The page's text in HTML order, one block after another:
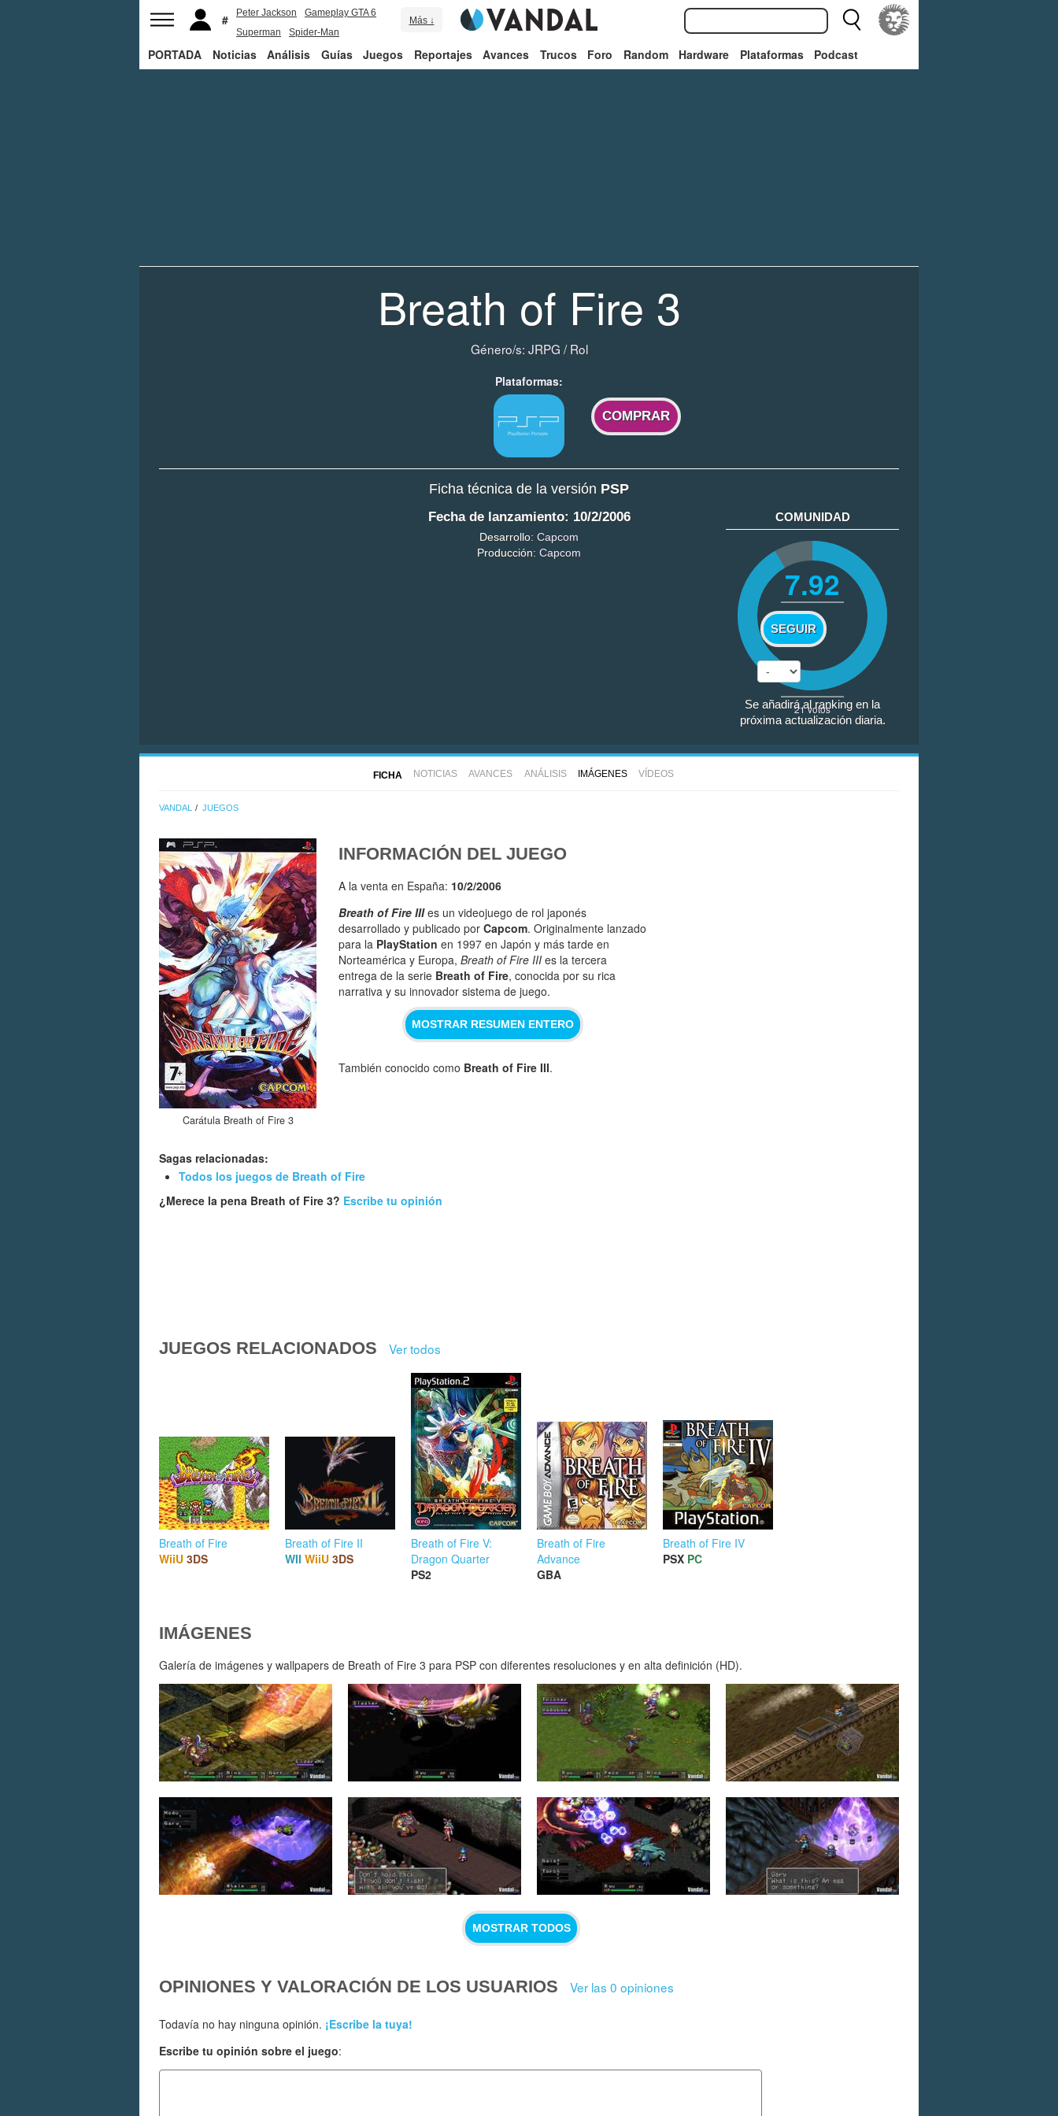
Peter Jackson
Gameplay GTA 6
Superman
Spider-Man
Más ↓
PORTADA Noticias Análisis Guías Juegos Reportajes Avances Trucos Foro Random Hardware Plataformas Podcast
Breath of Fire 3
Género/s: JRPG /Rol
Plataformas:
COMPRAR
Ficha técnica de la versión PSP
Fecha de lanzamiento: 10/2/2006
Desarrollo: Capcom
Producción: Capcom
COMUNIDAD
7.92
SEGUIR
21votos
Se añadirá al ranking en la
próxima actualización diaria.
FICHA NOTICIAS AVANCES ANÁLISIS IMÁGENES VÍDEOS
VANDAL JUEGOS
Carátula Breath of Fire 3
INFORMACIÓN DEL JUEGO
A la venta en España: 10/2/2006
Breath of Fire IIIes un videojuego de rol japonés
desarrollado y publicado por Capcom. Originalmente lanzado
para la PlayStation en 1997 en Japón y más tarde en
Norteamérica y Europa, Breath of Fire III es la tercera
entrega de la serie Breath of Fire, conocida por su rica
narrativa y su innovador sistema de juego.
MOSTRAR RESUMEN ENTERO
También conocido como Breath of Fire III.
Sagas relacionadas:
Todos los juegos de Breath of Fire
¿Merece la pena Breath of Fire 3? Escribe tu opinión
JUEGOS RELACIONADOS Ver todos
Breath of Fire
WiiU 3DS
Breath of Fire II
WII WiiU 3DS
Breath of Fire V:
Dragon Quarter
PS2
Breath of Fire
Advance
GBA
Breath of Fire IV
PSX PC
IMÁGENES
Galería de imágenes y wallpapers de Breath of Fire 3 para PSP con diferentes resoluciones y en alta definición (HD).
MOSTRAR TODOS
OPINIONES Y VALORACIÓN DE LOS USUARIOS Ver las 0 opiniones
Todavía no hay ninguna opinión. ¡Escribe la tuya!
Escribe tu opinión sobre el juego: